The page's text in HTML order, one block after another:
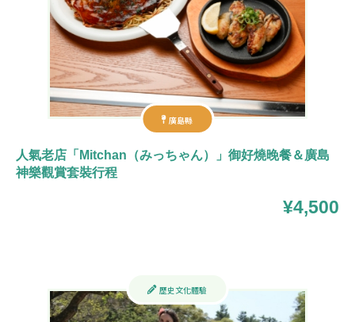
廣島縣
人氣老店「Mitchan（みっちゃん）」御好燒晚餐＆廣島
神樂觀賞套裝行程
¥4,500
歷史文化體驗